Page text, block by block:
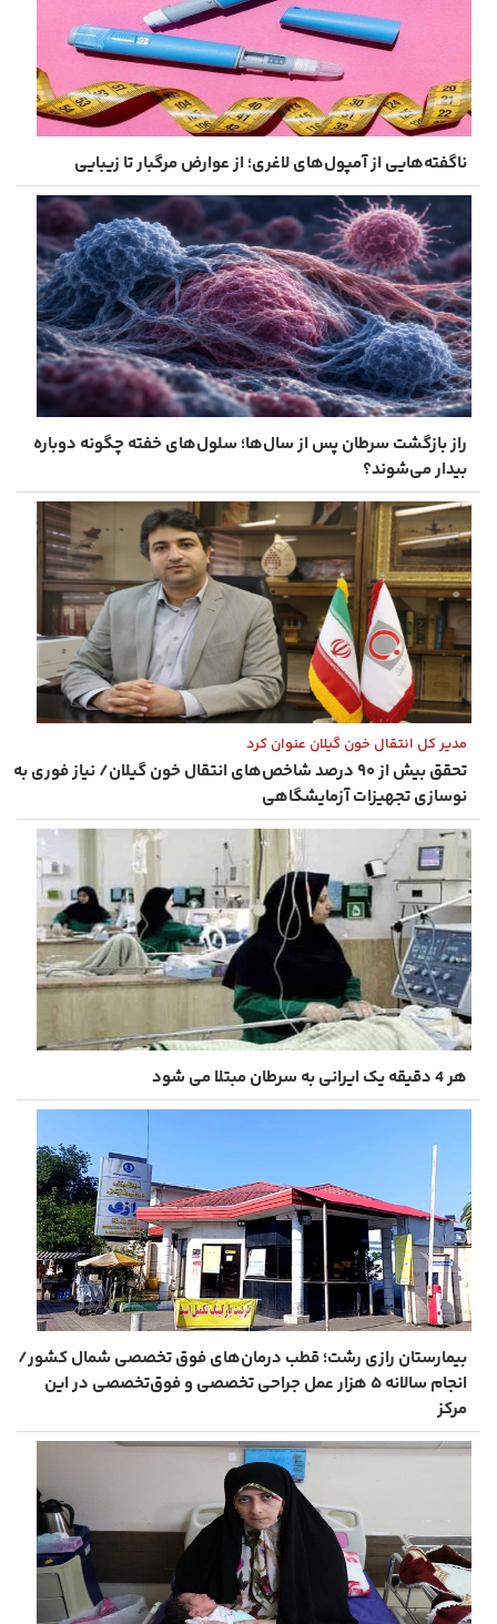
ناگفته‌هایی از آمپول‌های لاغری؛ از عوارض مرگبار تا زیبایی
راز بازگشت سرطان پس از سال‌ها؛ سلول‌های خفته چگونه دوباره
بیدار می‌شوند؟
مدیر کل انتقال خون گیلان عنوان کرد
تحقق بیش از ۹۰ درصد شاخص‌های انتقال خون گیلان/ نیاز فوری به
نوسازی تجهیزات آزمایشگاهی
هر 4 دقیقه یک ایرانی به سرطان مبتلا می شود
بیمارستان رازی رشت؛ قطب درمان‌های فوق‌ تخصصی شمال کشور/
انجام سالانه ۵ هزار عمل جراحی تخصصی و فوق‌تخصصی در این
مرکز